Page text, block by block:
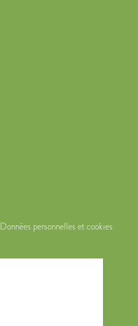
Données personnelles et cookies